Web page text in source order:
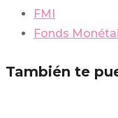
FMI
Fonds
También te